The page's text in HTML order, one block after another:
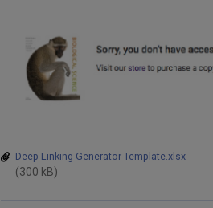
Deep Linking Generator Template.xlsx
(300 kB)